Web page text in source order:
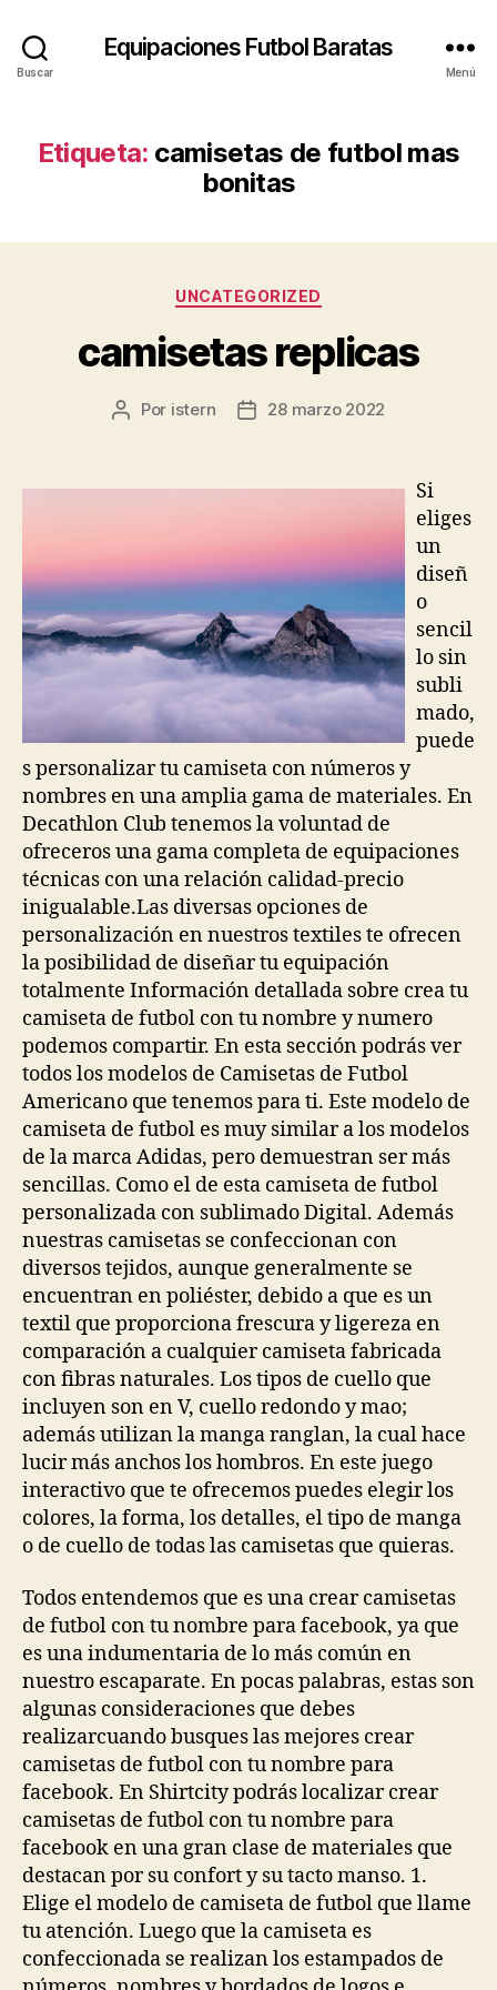
Buscar
Equipaciones Futbol Baratas
Menú
Etiqueta: camisetas de futbol mas
bonitas
Categorías
UNCATEGORIZED
camisetas replicas
Autor
Por istern
Fecha28 marzo 2022
Si
eliges
un
diseñ
o
sencil
lo sin
subli
mado,
puede
s personalizar tu camiseta con números y
nombres en una amplia gama de materiales. En
Decathlon Club tenemos la voluntad de
ofreceros una gama completa de equipaciones
técnicas con una relación calidad-precio
inigualable.Las diversas opciones de
personalización en nuestros textiles te ofrecen
la posibilidad de diseñar tu equipación
totalmente Información detallada sobre crea tu
camiseta de futbol con tu nombre y numero
podemos compartir. En esta sección podrás ver
todos los modelos de Camisetas de Futbol
Americano que tenemos para ti. Este modelo de
camiseta de futbol es muy similar a los modelos
de la marca Adidas, pero demuestran ser más
sencillas. Como el de esta camiseta de futbol
personalizada con sublimado Digital. Además
nuestras camisetas se confeccionan con
diversos tejidos, aunque generalmente se
encuentran en poliéster, debido a que es un
textil que proporciona frescura y ligereza en
comparación a cualquier camiseta fabricada
con fibras naturales. Los tipos de cuello que
incluyen son en V, cuello redondo y mao;
además utilizan la manga ranglan, la cual hace
lucir más anchos los hombros. En este juego
interactivo que te ofrecemos puedes elegir los
colores, la forma, los detalles, el tipo de manga
o de cuello de todas las camisetas que quieras.
Todos entendemos que es una crear camisetas
de futbol con tu nombre para facebook, ya que
es una indumentaria de lo más común en
nuestro escaparate. En pocas palabras, estas son
algunas consideraciones que debes
realizarcuando busques las mejores crear
camisetas de futbol con tu nombre para
facebook. En Shirtcity podrás localizar crear
camisetas de futbol con tu nombre para
facebook en una gran clase de materiales que
destacan por su confort y su tacto manso. 1.
Elige el modelo de camiseta de futbol que llame
tu atención. Luego que la camiseta es
confeccionada se realizan los estampados de